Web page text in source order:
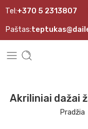
Tel:+370 5 2313807
Paštas:
Akriliniai dažai
Pradžia